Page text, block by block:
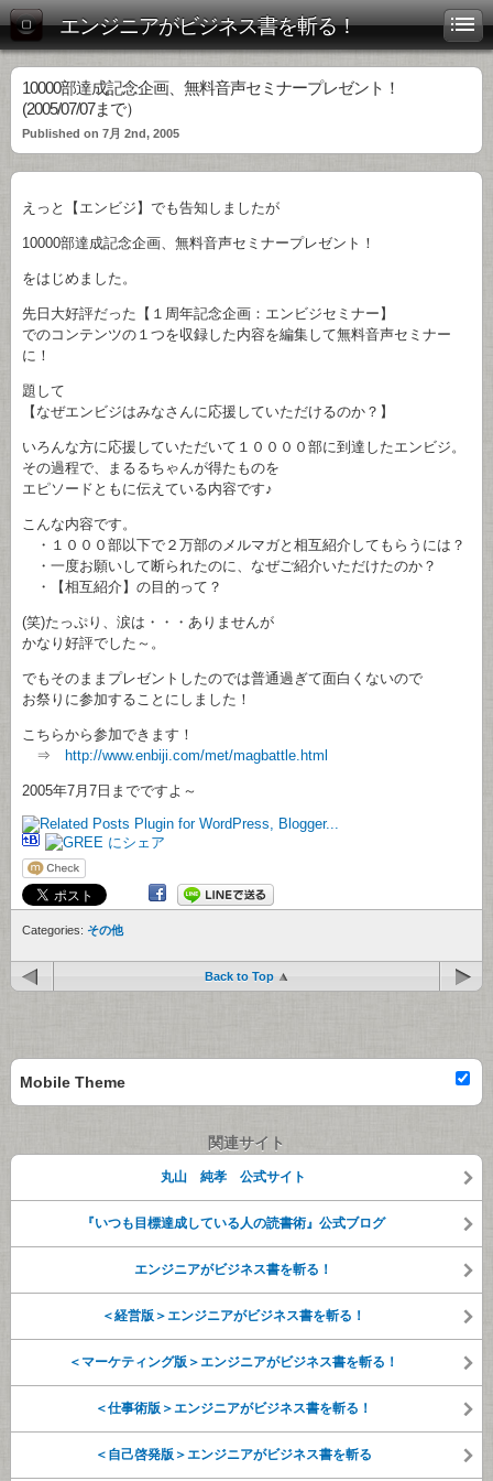
エンジニアがビジネス書を斬る！
10000部達成記念企画、無料音声セミナープレゼント！
(2005/07/07まで）
Published on 7月 2nd, 2005
えっと【エンビジ】でも告知しましたが
10000部達成記念企画、無料音声セミナープレゼント！
をはじめました。
先日大好評だった【１周年記念企画：エンビジセミナー】
でのコンテンツの１つを収録した内容を編集して無料音声セミナー
に！
題して
【なぜエンビジはみなさんに応援していただけるのか？】
いろんな方に応援していただいて１００００部に到達したエンビジ。
その過程で、まるるちゃんが得たものを
エピソードともに伝えている内容です♪
こんな内容です。
・１０００部以下で２万部のメルマガと相互紹介してもらうには？
・一度お願いして断られたのに、なぜご紹介いただけたのか？
・【相互紹介】の目的って？
(笑)たっぷり、涙は・・・ありませんが
かなり好評でした～。
でもそのままプレゼントしたのでは普通過ぎて面白くないので
お祭りに参加することにしました！
こちらから参加できます！
⇒
http://www.enbiji.com/met/magbattle.html
2005年7月7日までですよ～
Categories: その他
Back to Top
Mobile Theme
関連サイト
丸山 純孝 公式サイト
『いつも目標達成している人の読書術』公式ブログ
エンジニアがビジネス書を斬る！
＜経営版＞エンジニアがビジネス書を斬る！
＜マーケティング版＞エンジニアがビジネス書を斬る！
＜仕事術版＞エンジニアがビジネス書を斬る！
＜自己啓発版＞エンジニアがビジネス書を斬る